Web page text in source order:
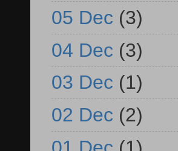
05 Dec (3)
04 Dec (3)
03 Dec (1)
02 Dec (2)